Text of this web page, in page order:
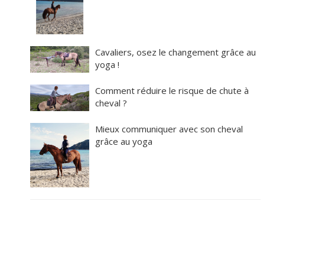
Cavaliers, osez le changement grâce au
yoga !
Comment réduire le risque de chute à
cheval ?
Mieux communiquer avec son cheval
grâce au yoga